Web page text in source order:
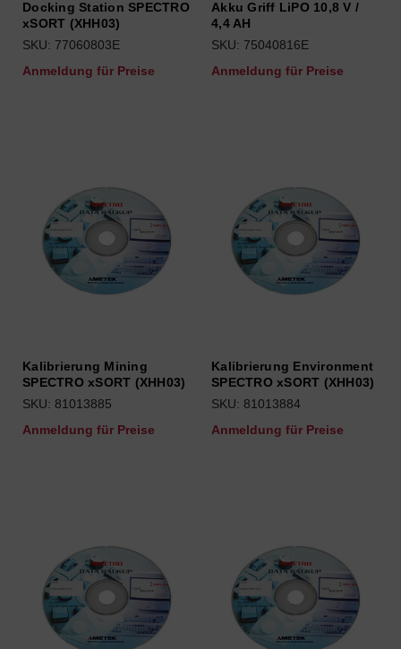
Docking Station SPECTRO
xSORT (XHH03)
SKU: 77060803E
Anmeldung für Preise
Akku Griff LiPO 10,8 V /
4,4 AH
SKU: 75040816E
Anmeldung für Preise
Kalibrierung Mining
SPECTRO xSORT (XHH03)
SKU: 81013885
Anmeldung für Preise
Kalibrierung Environment
SPECTRO xSORT (XHH03)
SKU: 81013884
Anmeldung für Preise